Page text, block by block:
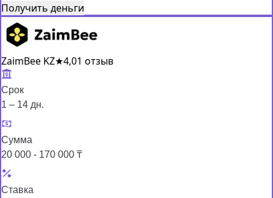
Получить деньги
ZaimBee KZ★4,01 отзыв
Срок
1 – 14 дн.
Сумма
20 000 - 170 000 ₸
Ставка